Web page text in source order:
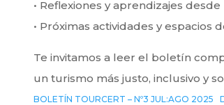
• Reflexiones y aprendizajes
• Próximas actividades y espacios
Te invitamos a leer el boletín
un turismo más justo, inclusivo y
BOLETÍN TOURCERT – Nº3 JUL:AGO 2025